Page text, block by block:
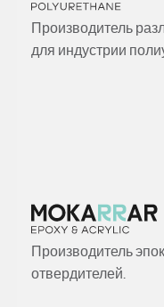
Производитель
для индустрии
Производитель
отвердителей.